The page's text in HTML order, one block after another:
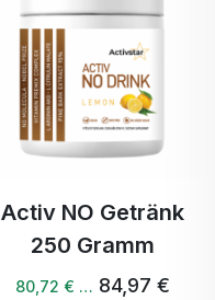
Activ NO Getränk
250 Gramm
80,72 € … 84,97 €